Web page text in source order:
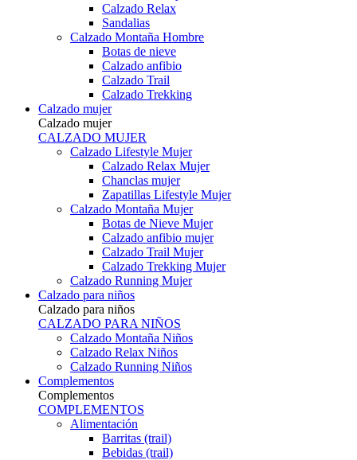
Calzado Relax
Sandalias
Calzado Montaña Hombre
Botas de nieve
Calzado anfibio
Calzado Trail
Calzado Trekking
Calzado mujer
Calzado mujer
CALZADO MUJER
Calzado Lifestyle Mujer
Calzado Relax Mujer
Chanclas mujer
Zapatillas Lifestyle Mujer
Calzado Montaña Mujer
Botas de Nieve Mujer
Calzado anfibio mujer
Calzado Trail Mujer
Calzado Trekking Mujer
Calzado Running Mujer
Calzado para niños
Calzado para niños
CALZADO PARA NIÑOS
Calzado Montaña Niños
Calzado Relax Niños
Calzado Running Niños
Complementos
Complementos
COMPLEMENTOS
Alimentación
Barritas (trail)
Bebidas (trail)